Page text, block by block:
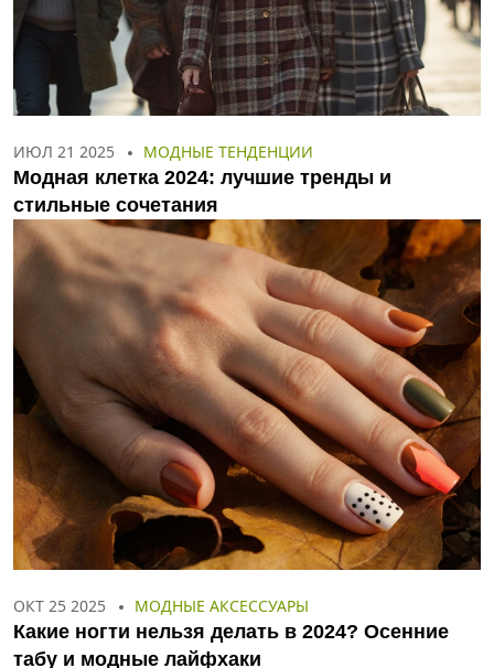
ИЮЛ 21 2025 МОДНЫЕ ТЕНДЕНЦИИ
Модная клетка 2024: лучшие тренды и
стильные сочетания
ОКТ 25 2025 МОДНЫЕ АКСЕССУАРЫ
Какие ногти нельзя делать в 2024? Осенние
табу и модные лайфхаки